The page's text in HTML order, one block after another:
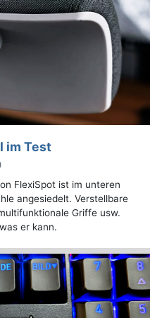
im Test
FlexiSpot ist im unteren
angesiedelt. Verstellbare
Griffe usw.
er kann.